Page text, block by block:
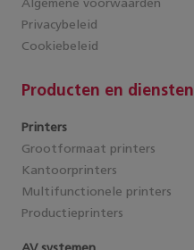
Algemene voorwaarden
Privacybeleid
Cookiebeleid
Producten en diensten
Printers
Grootformaat printers
Kantoorprinters
Multifunctionele printers
Productieprinters